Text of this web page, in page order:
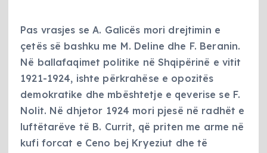
Pas vrasjes se A. Galicës mori drejtimin e
çetës së bashku me M. Deline dhe F. Beranin.
Në ballafaqimet politike në Shqipërinë e vitit
1921-1924, ishte përkrahëse e opozitës
demokratike dhe mbështetje e qeverise se F.
Nolit. Në dhjetor 1924 mori pjesë në radhët e
luftëtarëve të B. Currit, që priten me arme në
kufi forcat e Ceno bej Kryeziut dhe të